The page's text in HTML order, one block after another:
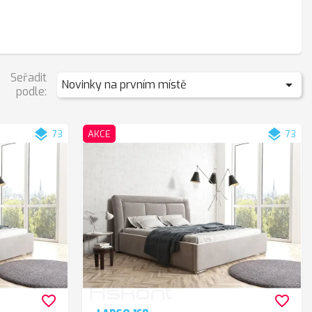
Seřadit
podle:
Novinky na prvním místě 
layers 73
favorite_border
AKCE layers 73
favorite_border